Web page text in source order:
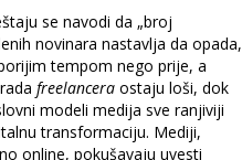
se navodi da „broj
novinara nastavlja da opada,
tempom nego prije, a
freelancera ostaju loši, dok
modeli medija sve ranjiviji
transformaciju. Mediji,
online, pokušavaju uvesti